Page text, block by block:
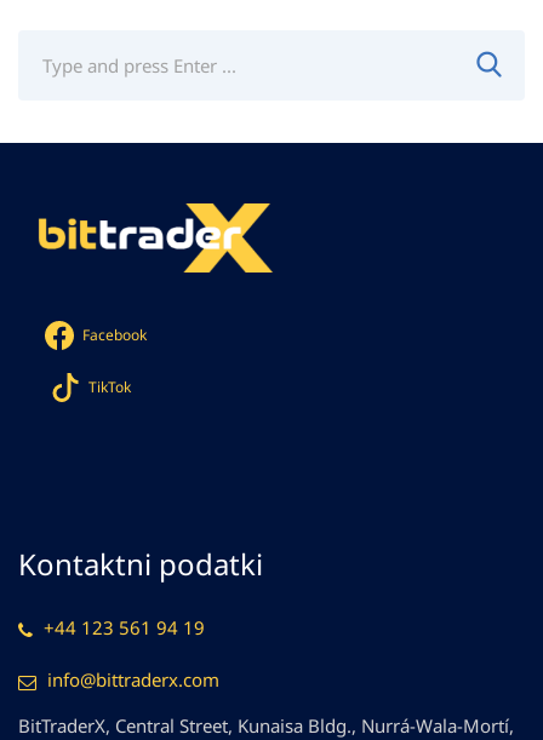
Facebook
TikTok
Kontaktni podatki
+44 123 561 94 19
info@bittraderx.com
BitTraderX, Central Street, Kunaisa Bldg., Nurrá-Wala-Mortí,